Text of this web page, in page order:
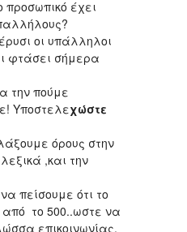
προσωπικό έχει
οι υπάλληλοι
φτάσει σήμερα
την πούμε
Υποστελεχώστε
όρους στην
,και την
πείσουμε ότι το
από το 500..ωστε να
επικοινωνίας.